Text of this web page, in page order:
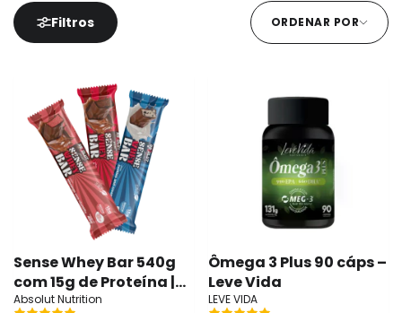
Filtros ORDENAR POR
Sense Whey Bar 540g
com 15g de Proteína |
Absolut
Absolut Nutrition
Ômega 3 Plus 90 cáps –
Leve Vida
LEVE VIDA